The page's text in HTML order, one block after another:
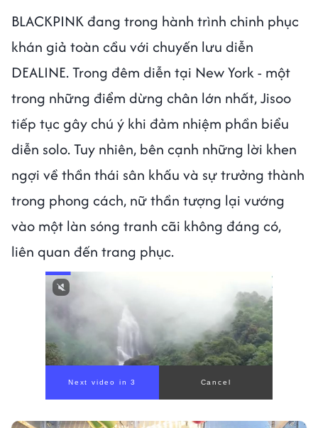
BLACKPINK đang trong hành trình chinh phục
khán giả toàn cầu với chuyến lưu diễn
DEALINE. Trong đêm diễn tại New York - một
trong những điểm dừng chân lớn nhất, Jisoo
tiếp tục gây chú ý khi đảm nhiệm phần biểu
diễn solo. Tuy nhiên, bên cạnh những lời khen
ngợi về thần thái sân khấu và sự trưởng thành
trong phong cách, nữ thần tượng lại vướng
vào một làn sóng tranh cãi không đáng có,
liên quan đến trang phục.
Next video in 2 Cancel